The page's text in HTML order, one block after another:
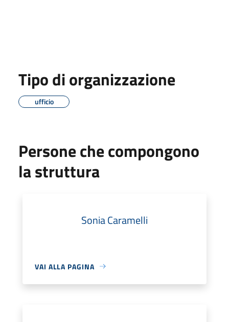
Tipo di organizzazione
ufficio
Persone che compongono
la struttura
Sonia Caramelli
VAI ALLA PAGINA